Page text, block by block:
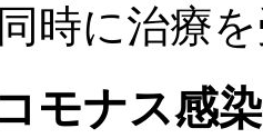
時に治療
モナス感